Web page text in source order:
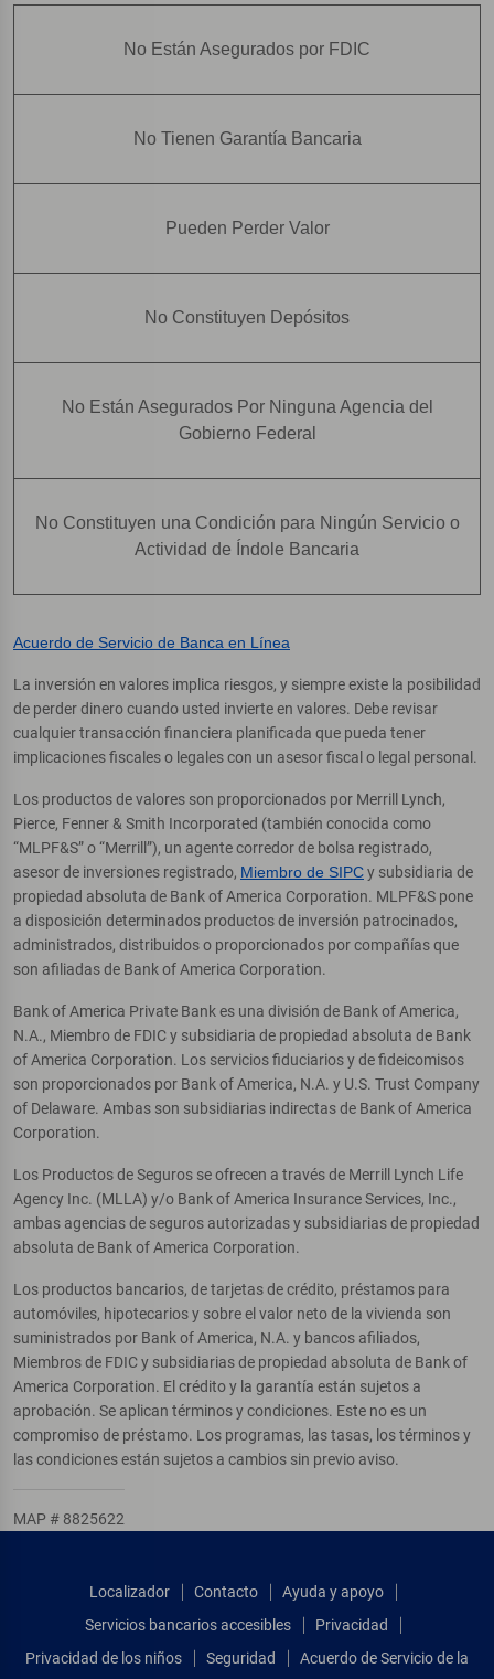
No Están Asegurados por FDIC
No Tienen Garantía Bancaria
Pueden Perder Valor
No Constituyen Depósitos
No Están Asegurados Por Ninguna Agencia del
Gobierno Federal
No Constituyen una Condición para Ningún Servicio o
Actividad de Índole Bancaria
Acuerdo de Servicio de Banca en Línea
La inversión en valores implica riesgos, y siempre existe la posibilidad
de perder dinero cuando usted invierte en valores. Debe revisar
cualquier transacción financiera planificada que pueda tener
implicaciones fiscales o legales con un asesor fiscal o legal personal.
Los productos de valores son proporcionados por Merrill Lynch,
Pierce, Fenner & Smith Incorporated (también conocida como
“MLPF&S” o “Merrill”), un agente corredor de bolsa registrado,
asesor de inversiones registrado, Miembro de SIPCy subsidiaria de
propiedad absoluta de Bank of America Corporation. MLPF&S pone
a disposición determinados productos de inversión patrocinados,
administrados, distribuidos o proporcionados por compañías que
son afiliadas de Bank of America Corporation.
Bank of America Private Bank es una división de Bank of America,
N.A., Miembro de FDIC y subsidiaria de propiedad absoluta de Bank
of America Corporation. Los servicios fiduciarios y de fideicomisos
son proporcionados por Bank of America, N.A. y U.S. Trust Company
of Delaware. Ambas son subsidiarias indirectas de Bank of America
Corporation.
Los Productos de Seguros se ofrecen a través de Merrill Lynch Life
Agency Inc. (MLLA) y/o Bank of America Insurance Services, Inc.,
ambas agencias de seguros autorizadas y subsidiarias de propiedad
absoluta de Bank of America Corporation.
Los productos bancarios, de tarjetas de crédito, préstamos para
automóviles, hipotecarios y sobre el valor neto de la vivienda son
suministrados por Bank of America, N.A. y bancos afiliados,
Miembros de FDIC y subsidiarias de propiedad absoluta de Bank of
America Corporation. El crédito y la garantía están sujetos a
aprobación. Se aplican términos y condiciones. Este no es un
compromiso de préstamo. Los programas, las tasas, los términos y
las condiciones están sujetos a cambios sin previo aviso.
MAP # 8825622
Localizador Contacto
Ayuda y apoyo
Servicios bancarios accesibles
Privacidad
Privacidad de los niños
Seguridad Acuerdo de Servicio de la